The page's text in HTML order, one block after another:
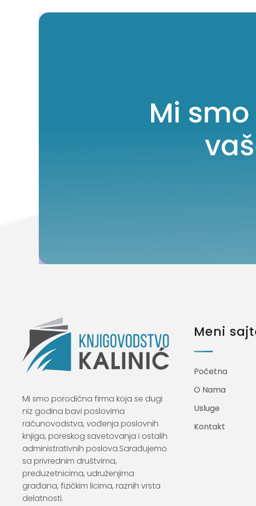
Mi
Mi smo porodična firma koja se dugi
niz godina bavi poslovima
računovodstva, vođenja poslovnih
knjiga, poreskog savetovanja i ostalih
administrativnih poslova.Sarađujemo
sa privrednim društvima,
preduzetnicima, udruženjima
građana, fizičkim licima, raznih vrsta
delatnosti.
Meni
Početna
O Nama
Usluge
Kontakt